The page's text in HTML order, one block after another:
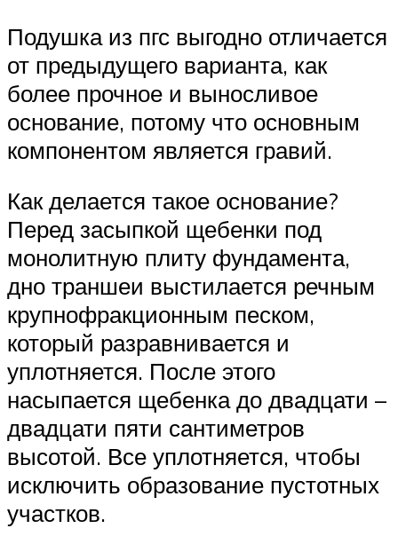
Подушка из пгс выгодно отличается
от предыдущего варианта, как
более прочное и выносливое
основание, потому что основным
компонентом является гравий.
Как делается такое основание?
Перед засыпкой щебенки под
монолитную плиту фундамента,
дно траншеи выстилается речным
крупнофракционным песком,
который разравнивается и
уплотняется. После этого
насыпается щебенка до двадцати –
двадцати пяти сантиметров
высотой. Все уплотняется, чтобы
исключить образование пустотных
участков.